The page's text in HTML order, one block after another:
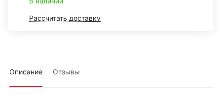
Рассчитать доставку
Описание Отзывы